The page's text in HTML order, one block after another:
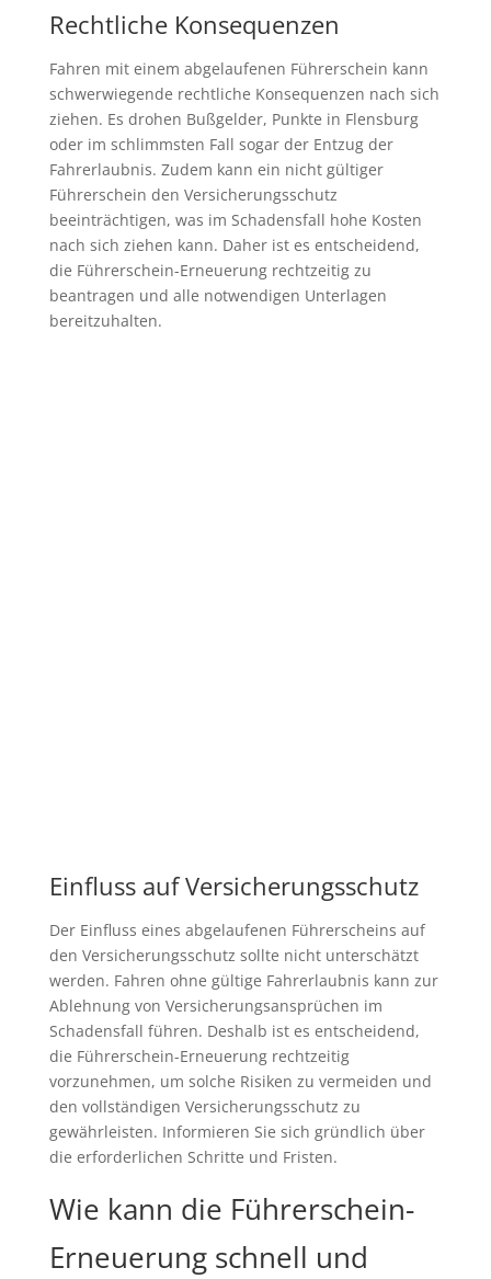
Rechtliche Konsequenzen
Fahren mit einem abgelaufenen Führerschein kann
schwerwiegende rechtliche Konsequenzen nach sich
ziehen. Es drohen Bußgelder, Punkte in Flensburg
oder im schlimmsten Fall sogar der Entzug der
Fahrerlaubnis. Zudem kann ein nicht gültiger
Führerschein den Versicherungsschutz
beeinträchtigen, was im Schadensfall hohe Kosten
nach sich ziehen kann. Daher ist es entscheidend,
die Führerschein-Erneuerung rechtzeitig zu
beantragen und alle notwendigen Unterlagen
bereitzuhalten.
Einfluss auf Versicherungsschutz
Der Einfluss eines abgelaufenen Führerscheins auf
den Versicherungsschutz sollte nicht unterschätzt
werden. Fahren ohne gültige Fahrerlaubnis kann zur
Ablehnung von Versicherungsansprüchen im
Schadensfall führen. Deshalb ist es entscheidend,
die Führerschein-Erneuerung rechtzeitig
vorzunehmen, um solche Risiken zu vermeiden und
den vollständigen Versicherungsschutz zu
gewährleisten. Informieren Sie sich gründlich über
die erforderlichen Schritte und Fristen.
Wie kann die Führerschein-
Erneuerung schnell und